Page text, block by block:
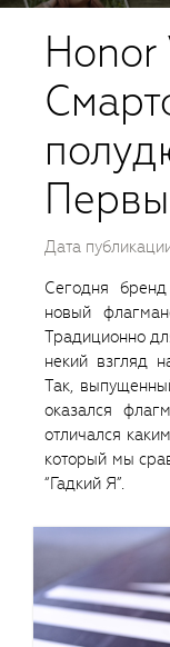
Дата
Сегодня
новый
Традиционно
некий взгляд
Так,
оказался
отличался
который мы
“Гадкий Я”.